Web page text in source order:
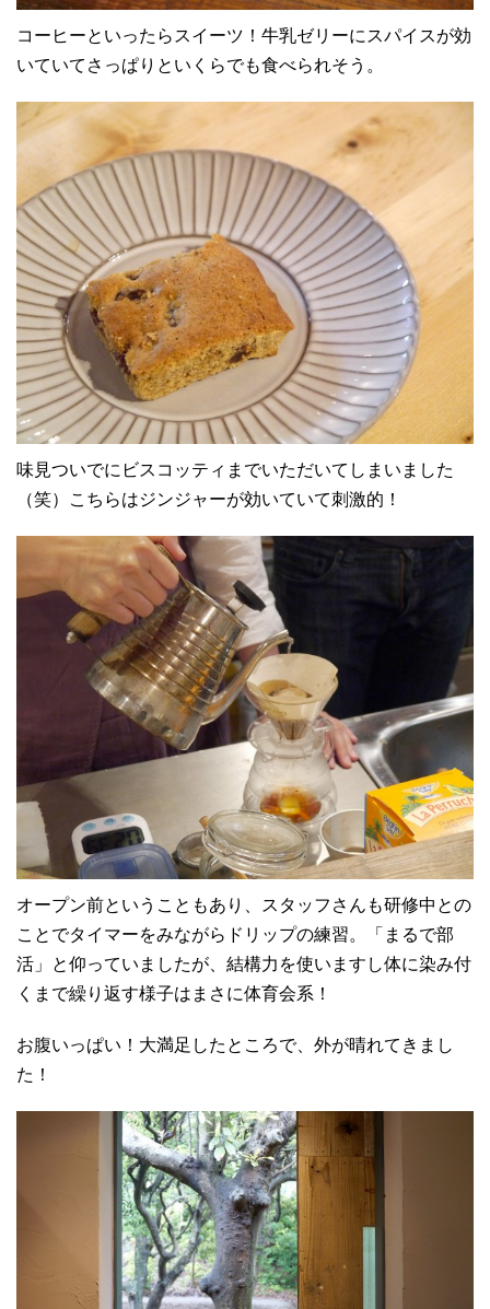
コーヒーといったらスイーツ！牛乳ゼリーにスパイスが効
いていてさっぱりといくらでも食べられそう。
味見ついでにビスコッティまでいただいてしまいました
（笑）こちらはジンジャーが効いていて刺激的！
オープン前ということもあり、スタッフさんも研修中との
ことでタイマーをみながらドリップの練習。「まるで部
活」と仰っていましたが、結構力を使いますし体に染み付
くまで繰り返す様子はまさに体育会系！
お腹いっぱい！大満足したところで、外が晴れてきまし
た！